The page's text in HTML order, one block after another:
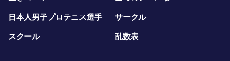
日本人男子プロテニス選手 サークル
スクール 乱数表